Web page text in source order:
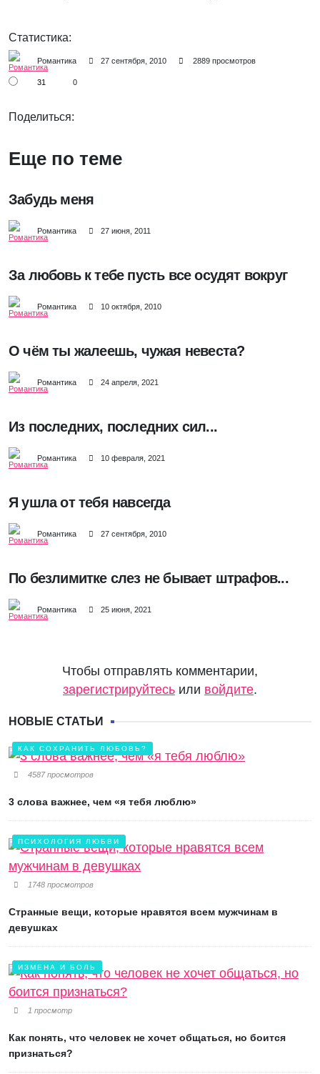
Статистика:
Романтика 27 сентября, 2010 2889 просмотров
31 0
Поделиться:
Еще по теме
Забудь меня
Романтика 27 июня, 2011
За любовь к тебе пусть все осудят вокруг
Романтика 10 октября, 2010
О чём ты жалеешь, чужая невеста?
Романтика 24 апреля, 2021
Из последних, последних сил...
Романтика 10 февраля, 2021
Я ушла от тебя навсегда
Романтика 27 сентября, 2010
По безлимитке слез не бывает штрафов...
Романтика 25 июня, 2021
Чтобы отправлять комментарии,
зарегистрируйтесь или войдите.
НОВЫЕ СТАТЬИ
КАК СОХРАНИТЬ ЛЮБОВЬ?
4587 просмотров
3 слова важнее, чем «я тебя люблю»
ПСИХОЛОГИЯ ЛЮБВИ
1748 просмотров
Странные вещи, которые нравятся всем мужчинам в
девушках
ИЗМЕНА И БОЛЬ
1 просмотр
Как понять, что человек не хочет общаться, но боится
признаться?